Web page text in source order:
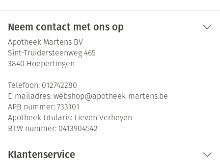
Neem contact met ons op
Apotheek Martens BV
Sint-Truidersteenweg 465
3840 Hoepertingen
Telefoon: 012742280
E-mailadres: webshop@apotheek-martens.be
APB nummer: 733101
Apotheek titularis: Lieven Verheyen
BTW nummer: 0413904542
Klantenservice